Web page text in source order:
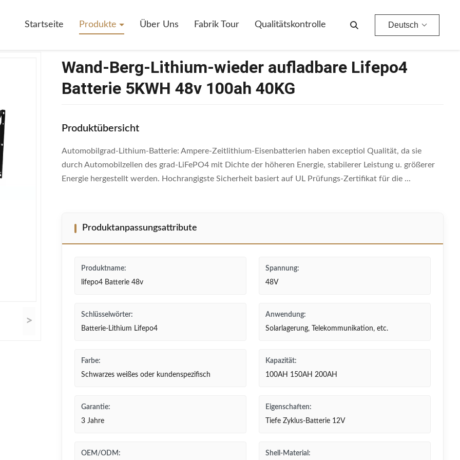
Startseite Produkte Über Uns Fabrik Tour Qualitätskontrolle Deutsch
>
Wand-Berg-Lithium-wieder aufladbare Lifepo4
Batterie 5KWH 48v 100ah 40KG
Produktübersicht
Automobilgrad-Lithium-Batterie: Ampere-Zeitlithium-Eisenbatterien haben exceptiol Qualität, da sie
durch Automobilzellen des grad-LiFePO4 mit Dichte der höheren Energie, stabilerer Leistung u. größerer
Energie hergestellt werden. Hochrangigste Sicherheit basiert auf UL Prüfungs-Zertifikat für die ...
Produktanpassungsattribute
Produktname:
lifepo4 Batterie 48v
Spannung:
48V
Schlüsselwörter:
Batterie-Lithium Lifepo4
Anwendung:
Solarlagerung, Telekommunikation, etc.
Farbe:
Schwarzes weißes oder kundenspezifisch
Kapazität:
100AH 150AH 200AH
Garantie:
3 Jahre
Eigenschaften:
Tiefe Zyklus-Batterie 12V
OEM/ODM: Shell-Material: